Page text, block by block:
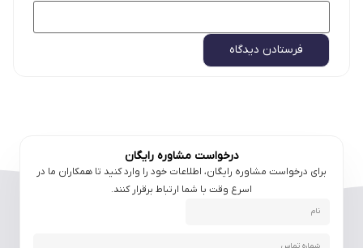
درخواست مشاوره رایگان
برای درخواست مشاوره رایگان، اطلاعات خود را وارد کنید تا همکاران ما در
اسرع وقت با شما ارتباط برقرار کنند.